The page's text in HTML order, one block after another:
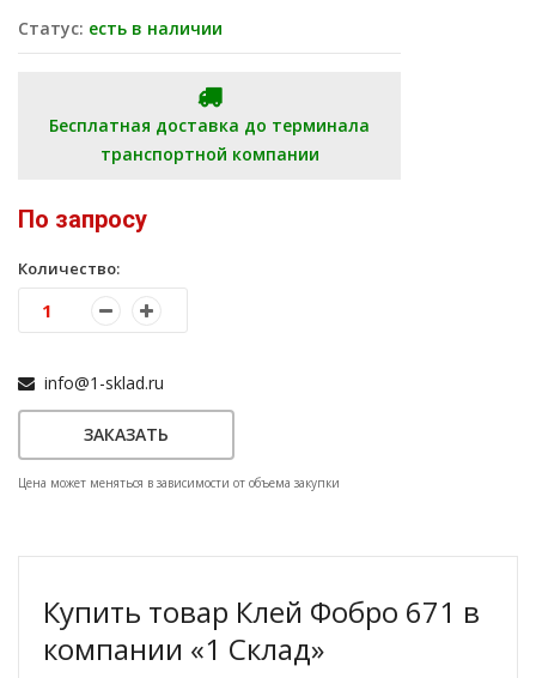
Статус: есть в наличии
Бесплатная доставка до терминала
транспортной компании
По запросу
Количество:
info@1-sklad.ru
ЗАКАЗАТЬ
Цена может меняться в зависимости от объема закупки
Купить товар Клей Фобро 671 в
компании «1 Склад»